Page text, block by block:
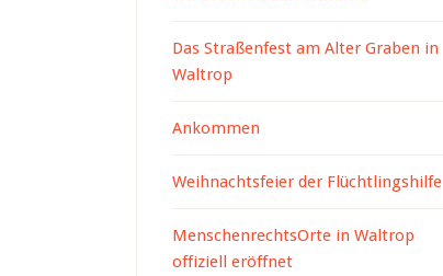
Das Straßenfest am Alter Graben in
Waltrop
Ankommen
Weihnachtsfeier der Flüchtlingshilfe
MenschenrechtsOrte in Waltrop
offiziell eröffnet